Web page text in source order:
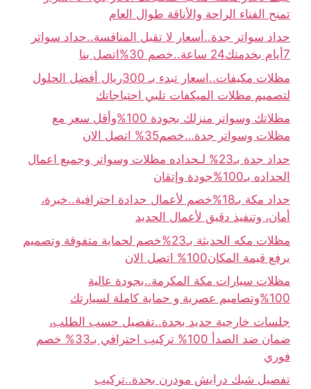
تمنح الفناء الراحة والأناقة طوال العام
حداد سواتر جدة..أسعار لا تقبل المنافسة..حداد سواتر
7أيام بخدمتك24 ساعة..خصم 30%اتصل بنا
مظلات مكيفات..اسعار تبدء بـ 300ريال أفضل الحلول
لتصميم مظلات الميكفات تلبي احتياجاتك
مظلاتك وسواتر منزلك بجودة 100%وأقل سعر مع
مظلات وسواتر جدة…خصم35% اتصل الان
حداد جدة بـ23% لـحداده مظلات وسواتر وجميع اعمال
الحداده بـ100%جودة وإتقان
حداد مكة بـ18%خصم لأعمال حدادة احترافية..خبرة،
أمان، وتنفيذ دقيق لأعمال الحديد
مظلات مكه الحديثة بـ23%خصم لحماية متفوقة وتصميم
يرفع قيمة المكان100% اتصل الان
مظلات سيارات مكة المكرمة..بجودة عالية
100%وتصاميم عصرية و حماية كاملة لسيارتك
جلسات خارجية حديد بجدة..تفصيل حسب الطلب،
ضمان ضد الصدأ 100% تركيب احترافي بـ33% خصم
فوري
تفصيل شبك درايش مودرن بجدة..تركيب